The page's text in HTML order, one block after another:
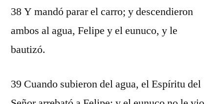
38 Y mandó parar el carro; y descendieron
ambos al agua, Felipe y el eunuco, y le
bautizó.
39 Cuando subieron del agua, el Espíritu del